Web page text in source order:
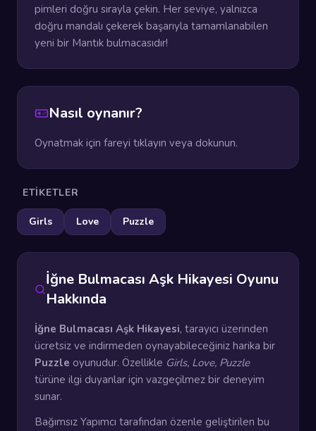
pimleri doğru sırayla çekin. Her seviye, yalnızca
doğru mandalı çekerek başarıyla tamamlanabilen
yeni bir Mantık bulmacasıdır!
Nasıl oynanır?
Oynatmak için fareyi tıklayın veya dokunun.
ETIKETLER
Girls Love Puzzle
İğne Bulmacası Aşk Hikayesi Oyunu
Hakkında
İğne Bulmacası Aşk Hikayesi, tarayıcı üzerinden
ücretsiz ve indirmeden oynayabileceğiniz harika bir
Puzzle oyunudur. Özellikle Girls, Love, Puzzle
türüne ilgi duyanlar için vazgeçilmez bir deneyim
sunar.
Bağımsız Yapımcı tarafından özenle geliştirilen bu